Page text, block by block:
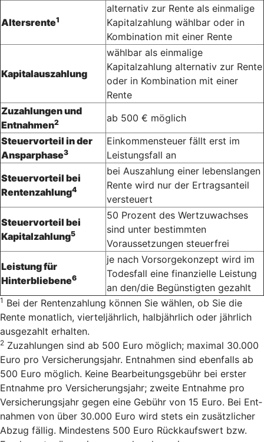
Altersrente1
alternativ zur Rente als einmalige
Kapitalzahlung wählbar oder in
Kombination mit einer Rente
Kapitalauszahlung
wählbar als einmalige
Kapitalzahlung alternativ zur Rente
oder in Kombination mit einer
Rente
Zuzahlungen und
Entnahmen2
ab 500 € möglich
Steuervorteil in der
Ansparphase3
Einkommensteuer fällt erst im
Leistungsfall an
Steuervorteil bei
Rentenzahlung4
bei Auszahlung einer lebenslangen
Rente wird nur der Ertragsanteil
versteuert
Steuervorteil bei
Kapitalzahlung5
50 Prozent des Wertzuwachses
sind unter bestimmten
Voraussetzungen steuerfrei
Leistung für
Hinterbliebene6
je nach Vorsorgekonzept wird im
Todesfall eine finanzielle Leistung
an den/die Begünstigten gezahlt
1 Bei der Rentenzahlung können Sie wählen, ob Sie die
Rente monatlich, vierteljährlich, halbjährlich oder jährlich
ausgezahlt erhalten.
2 Zu­zah­lun­gen sind ab 500 Euro mög­lich; ma­xi­mal 30.000
Euro pro Ver­si­cherungs­jahr. Ent­nah­men sind eben­falls ab
500 Euro mög­lich. Keine Bearbeitungsgebühr bei erster
Entnahme pro Versicherungsjahr; zweite Entnahme pro
Versicherungsjahr gegen eine Gebühr von 15 Euro. Bei Ent­
nah­men von über 30.000 Euro wird stets ein zu­sätz­li­cher
Ab­zug fäl­lig. Min­des­tens 500 Euro Rück­kaufs­wert bzw.